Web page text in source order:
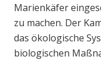
Marienkäfer
zu machen. Der
das ökologische
biologischen